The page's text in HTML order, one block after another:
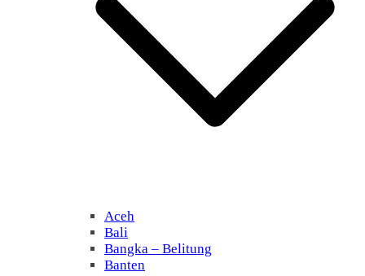
Aceh
Bali
Bangka – Belitung
Banten